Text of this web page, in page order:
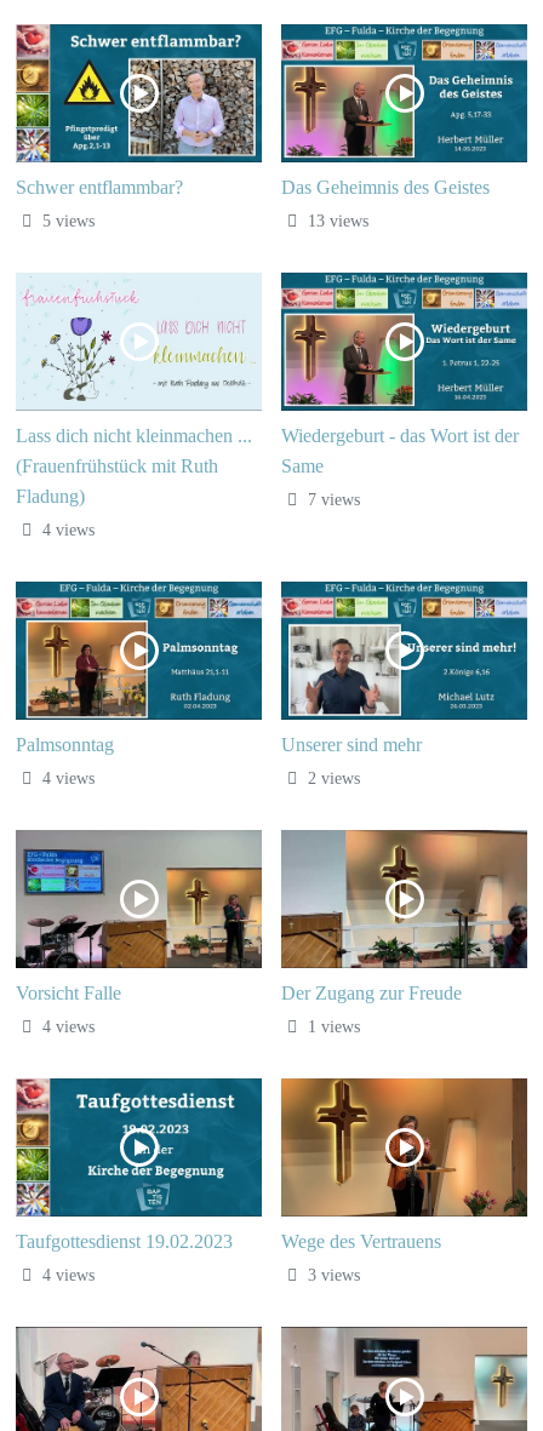
Schwer entflammbar?
5 views
Das Geheimnis des Geistes
13 views
Lass dich nicht kleinmachen ...
(Frauenfrühstück mit Ruth
Fladung)
4 views
Wiedergeburt - das Wort ist der
Same
7 views
Palmsonntag
4 views
Unserer sind mehr
2 views
Vorsicht Falle
4 views
Der Zugang zur Freude
1 views
Taufgottesdienst 19.02.2023
4 views
Wege des Vertrauens
3 views